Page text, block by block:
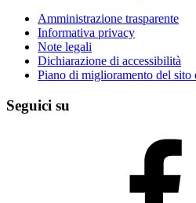
Amministrazione trasparente
Informativa privacy
Note legali
Dichiarazione di accessibilità
Piano di miglioramento del sito
Seguici su